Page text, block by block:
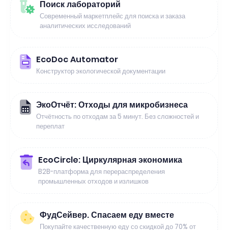
Поиск лабораторий
Современный маркетплейс для поиска и заказа
аналитических исследований
EcoDoc Automator
Конструктор экологической документации
ЭкоОтчёт: Отходы для микробизнеса
Отчётность по отходам за 5 минут. Без сложностей и
переплат
EcoCircle: Циркулярная экономика
B2B-платформа для перераспределения
промышленных отходов и излишков
ФудСейвер. Спасаем еду вместе
Покупайте качественную еду со скидкой до 70% от